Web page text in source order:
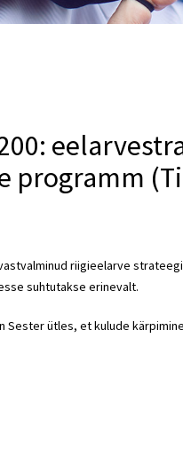
programm
riigieelarve
suhtutakse erinevalt.
Sesterütles, et kulude